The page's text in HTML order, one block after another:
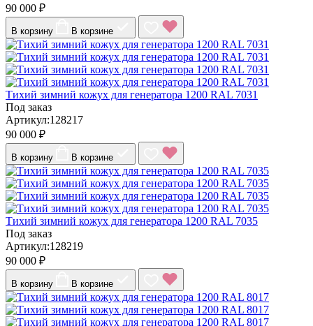
90 000 ₽
В корзину В корзине
Тихий зимний кожух для генератора 1200 RAL 7031
Под заказ
Артикул:128217
90 000 ₽
В корзину В корзине
Тихий зимний кожух для генератора 1200 RAL 7035
Под заказ
Артикул:128219
90 000 ₽
В корзину В корзине